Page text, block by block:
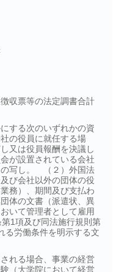
収票等の法定調書合計
する次のいずれかの資
の役員に就任する場
又は役員報酬を決議し
が設置されている会社
の写し。 （２）外国法
び会社以外の団体の役
務）、期間及び支払わ
体の文書（派遣状、異
いて管理者として雇用
1項及び同法施行規則第
る労働条件を明示する文
れる場合、事業の経営
（大学院において経営